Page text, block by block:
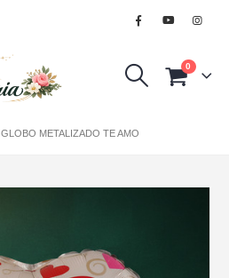
0
GLOBO METALIZADO TE AMO